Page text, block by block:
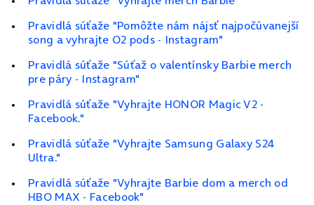
Pravidlá súťaže "Pomôžte nám nájsť najpočúvanejší
song a vyhrajte O2 pods - Instagram"
Pravidlá súťaže "Súťaž o valentínsky Barbie merch
pre páry - Instagram"
Pravidlá súťaže "Vyhrajte HONOR Magic V2 -
Facebook."
Pravidlá súťaže "Vyhrajte Samsung Galaxy S24
Ultra."
Pravidlá súťaže "Vyhrajte Barbie dom a merch od
HBO MAX - Facebook"